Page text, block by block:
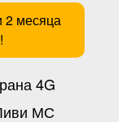
2 месяца
4G
МС